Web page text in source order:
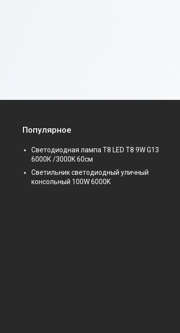
Популярное
Светодиодная лампа Т8 LED T8 9W G13
6000К /3000K 60см
Светильник светодиодный уличный
консольный 100W 6000K